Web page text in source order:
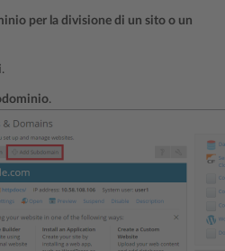
per la divisione di un sito o un
.
.